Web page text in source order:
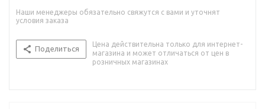
Наши менеджеры обязательно свяжутся с вами и уточнят
условия заказа
Поделиться
Цена действительна только для интернет-
магазина и может отличаться от цен в
розничных магазинах